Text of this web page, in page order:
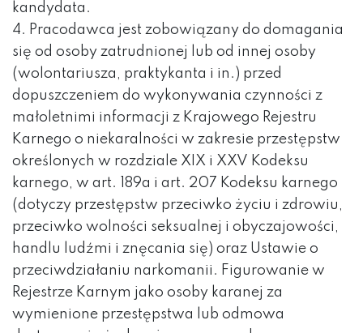
kandydata.
4. Pracodawca jest zobowiązany do domagania
się od osoby zatrudnionej lub od innej osoby
(wolontariusza, praktykanta i in.) przed
dopuszczeniem do wykonywania czynności z
małoletnimi informacji z Krajowego Rejestru
Karnego o niekaralności w zakresie przestępstw
określonych w rozdziale XIX i XXV Kodeksu
karnego, w art. 189a i art. 207 Kodeksu karnego
(dotyczy przestępstw przeciwko życiu i zdrowiu,
przeciwko wolności seksualnej i obyczajowości,
handlu ludźmi i znęcania się) oraz Ustawie o
przeciwdziałaniu narkomanii. Figurowanie w
Rejestrze Karnym jako osoby karanej za
wymienione przestępstwa lub odmowa